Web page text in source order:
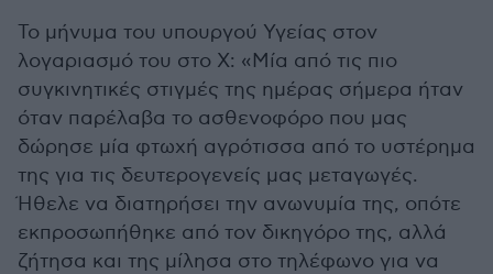
Το μήνυμα του υπουργού Υγείας στον
λογαριασμό του στο Χ: «Μία από τις πιο
συγκινητικές στιγμές της ημέρας σήμερα ήταν
όταν παρέλαβα το ασθενοφόρο που μας
δώρησε μία φτωχή αγρότισσα από το υστέρημα
της για τις δευτερογενείς μας μεταγωγές.
Ήθελε να διατηρήσει την ανωνυμία της, οπότε
εκπροσωπήθηκε από τον δικηγόρο της, αλλά
ζήτησα και της μίλησα στο τηλέφωνο για να